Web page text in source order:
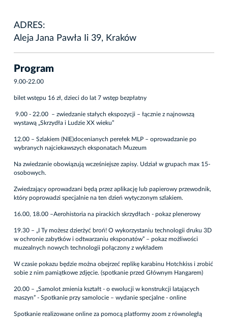
ADRES:
Aleja Jana Pawła Ii 39, Kraków
Program
9.00-22.00
bilet wstępu 16 zł, dzieci do lat 7 wstęp bezpłatny
9.00 - 22.00 – zwiedzanie stałych ekspozycji – łącznie z najnowszą
wystawą „Skrzydła i Ludzie XX wieku”
12.00 – Szlakiem (NIE)docenianych perełek MLP – oprowadzanie po
wybranych najciekawszych eksponatach Muzeum
Na zwiedzanie obowiązują wcześniejsze zapisy. Udział w grupach max 15-
osobowych.
Zwiedzający oprowadzani będą przez aplikację lub papierowy przewodnik,
który poprowadzi specjalnie na ten dzień wytyczonym szlakiem.
16.00, 18.00 –Aerohistoria na pirackich skrzydłach - pokaz plenerowy
19.30 – „I Ty możesz dzierżyć broń! O wykorzystaniu technologii druku 3D
w ochronie zabytków i odtwarzaniu eksponatów” – pokaz możliwości
muzealnych nowych technologii połączony z wykładem
W czasie pokazu będzie można obejrzeć replikę karabinu Hotchkiss i zrobić
sobie z nim pamiątkowe zdjęcie. (spotkanie przed Głównym Hangarem)
20.00 – „Samolot zmienia kształt - o ewolucji w konstrukcji latających
maszyn” - Spotkanie przy samolocie – wydanie specjalne - online
Spotkanie realizowane online za pomocą platformy zoom z równoległą